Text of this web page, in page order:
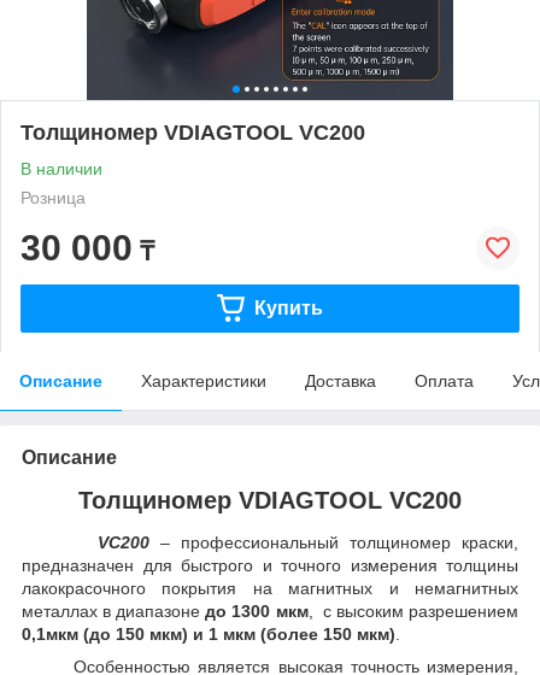
Толщиномер VDIAGTOOL VC200
В наличии
Розница
30 000 ₸
Купить
Описание Характеристики Доставка Оплата
Описание
Толщиномер VDIAGTOOL VC200
VC200 – профессиональный толщиномер краски,
предназначен для быстрого и точного измерения толщины
лакокрасочного покрытия на магнитных и немагнитных
металлах в диапазонедо 1300 мкм, с высоким разрешением
0,1мкм (до 150 мкм) и 1 мкм (более 150 мкм).
Особенностью является высокая точность измерения,